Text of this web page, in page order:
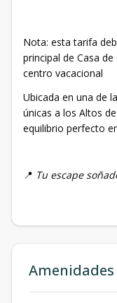
Nota: esta tarifa
principal de Casa
centro vacacional
Ubicada en una de
únicas a los Altos
equilibrio perfecto
📍 Tu escape
Amenidades